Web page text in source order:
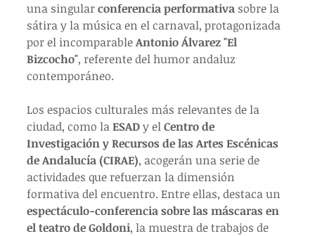
una singular conferencia performativa sobre la
sátira y la música en el carnaval, protagonizada
por el incomparable Antonio Álvarez "El
Bizcocho", referente del humor andaluz
contemporáneo.
Los espacios culturales más relevantes de la
ciudad, como la ESAD y el Centro de
Investigación y Recursos de las Artes Escénicas
de Andalucía (CIRAE), acogerán una serie de
actividades que refuerzan la dimensión
formativa del encuentro. Entre ellas, destaca un
espectáculo-conferencia sobre las máscaras en
el teatro de Goldoni, la muestra de trabajos de